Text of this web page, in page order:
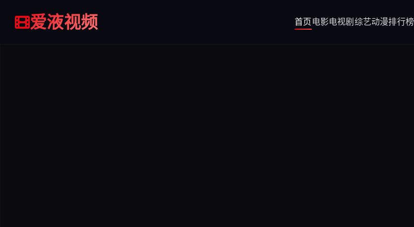
爱液视频 首页 电影电视剧 综艺动漫排行榜
加入
收藏
加入
收藏
加入
收藏